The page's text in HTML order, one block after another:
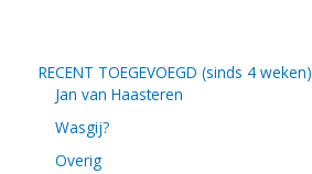
RECENT TOEGEVOEGD (sinds 4 weken)
Jan van Haasteren
Wasgij?
Overig